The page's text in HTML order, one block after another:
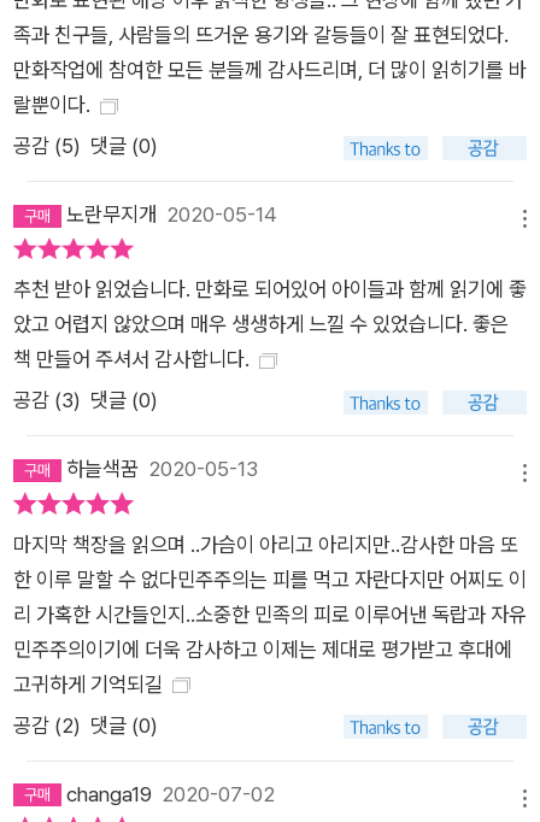
정의를 외치는 동생 현석과 친구 석민을 지켜보며 현용은 복잡한
감정을 느낀다. 격변의 현대사를 고스란히 통과해 여든의 나이에
이른 그는 2016년 겨울, 마침내 회피와 외면만이 정답이 아님을
깨닫고 촛불을 들고 60년 전 혁명의 광장을 조용히 찾는다. 고지
식한 노인으로만 보였던 현용의 촛불은 가족과 친구들, 그리고 혁
명에 함께한 모든 시민에게 조심스레 건네는 화해의 메시지이자,
4‧19혁명의 정신을 계승하고 나아가 서로 다른 역사적 경험을 이
해할 수 있는 실마리가 된다. “우리는 광주를 어떻게 기억할 것인
가” 마영신 『아무리 얘기해도』(5‧18민주화운동) 마영신의 『아무
리 얘기해도』는 2020년 서울의 한 고등학교에서 시작한다. 평범
한 고등학생처럼 보이는 주인공은 5·18민주화운동 당시 시위에
진―이른바 ‘광수 사진’―을 접하고 이를 친구들과 돌려 보다가
담임선생에게 꾸지람을 듣는다. 문제의식을 느낀 담임선생은 수
며, 비뚤어진 역사 인식을 점점 더 굳혀간다. 작품은 1980년과 2
심을 대비시킨다. ‘아무리 얘기해도’ 귀를 닫고 보고 싶은 것만 보
족과 친구들, 사람들의 뜨거운 용기와 갈등들이 잘 표현되었다.
만화작업에 참여한 모든 분들께 감사드리며, 더 많이 읽히기를 바
랄뿐이다.
공감 (5) 댓글 (0)
노란무지개 2020-05-14
추천 받아 읽었습니다. 만화로 되어있어 아이들과 함께 읽기에 좋
았고 어렵지 않았으며 매우 생생하게 느낄 수 있었습니다. 좋은
책 만들어 주셔서 감사합니다.
공감 (3) 댓글 (0)
하늘색꿈 2020-05-13
마지막 책장을 읽으며 ..가슴이 아리고 아리지만..감사한 마음 또
한 이루 말할 수 없다민주주의는 피를 먹고 자란다지만 어찌도 이
리 가혹한 시간들인지..소중한 민족의 피로 이루어낸 독랍과 자유
민주주의이기에 더욱 감사하고 이제는 제대로 평가받고 후대에
고귀하게 기억되길
공감 (2) 댓글 (0)
changa19 2020-07-02